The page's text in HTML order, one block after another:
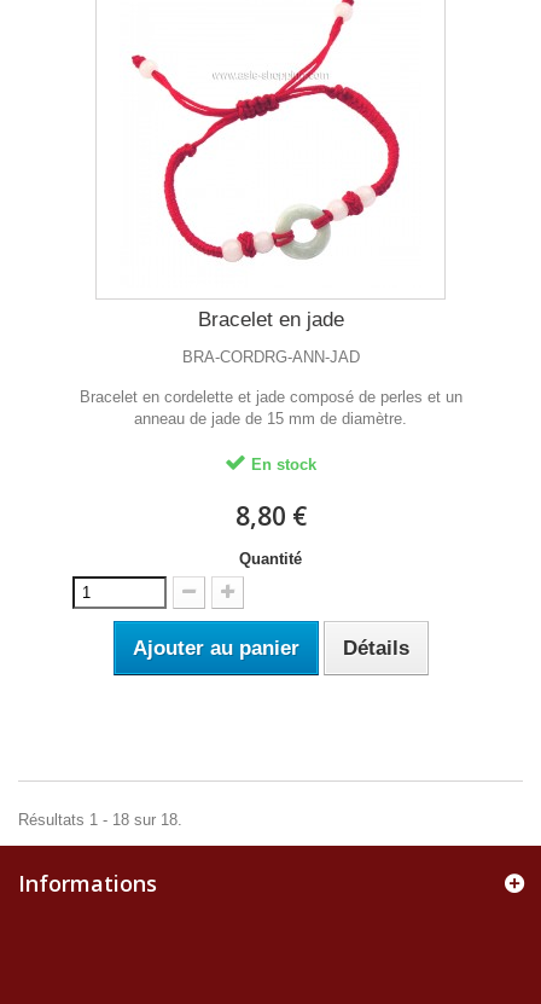
Bracelet en jade
BRA-CORDRG-ANN-JAD
Bracelet en cordelette et jade composé de perles et un
anneau de jade de 15 mm de diamètre.
En stock
8,80 €
Quantité
Ajouter au panier Détails
Résultats 1 - 18 sur 18.
Informations